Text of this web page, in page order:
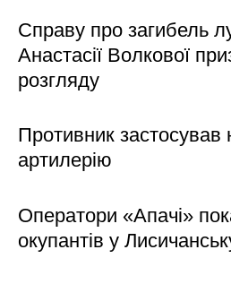
Справу про загибель
Анастасії Волкової
розгляду
Противник застосував
артилерію
Оператори «Апачі»
окупантів у